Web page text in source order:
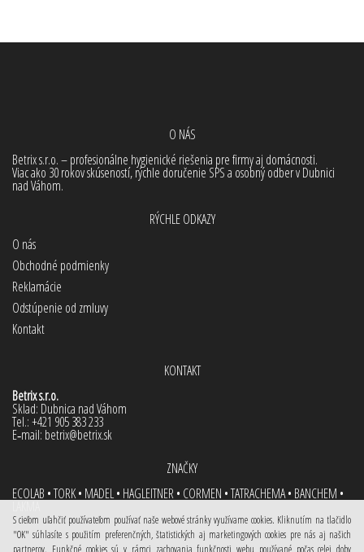
S cieľom uľahčiť používateľom používať naše webové stránky využívame cookies. Kliknutím na tlačidlo
"OK" súhlasíte s použitím preferenčných, štatistických aj marketingových cookies pre nás aj našich
partnerov. Funkčné cookies sú v rámci zachovania funkčnosti webu používané počas celej doby
O NÁS
Betrix s.r.o. – profesionálne hygienické riešenia pre firmy aj domácnosti.
Viac ako 30 rokov skúseností, rýchle doručenie SPS a osobný odber v Dubnici
nad Váhom.
RÝCHLE ODKAZY
O nás
Obchodné podmienky
Reklamácie
Odstúpenie od zmluvy
Kontakt
KONTAKT
Betrix s.r.o.
Sklad: Dubnica nad Váhom
Tel.:+421 905 383 233
E‑mail: betrix@betrix.sk
ZNAČKY
ECOLAB • TORK • MADEL • HAGLEITNER • CORMEN • TATRACHEMA • BANCHEM •